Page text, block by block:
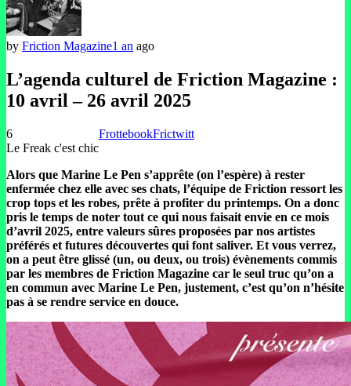
by Friction Magazine1 an ago
L’agenda culturel de Friction Magazine :
10 avril – 26 avril 2025
6
Le Freak c'est chic
FrottebookFrictwitt
Alors que Marine Le Pen s’apprête (on l’espère) à rester
enfermée chez elle avec ses chats, l’équipe de Friction ressort les
crop tops et les robes, prête à profiter du printemps. On a donc
pris le temps de noter tout ce qui nous faisait envie en ce mois
d’avril 2025, entre valeurs sûres proposées par nos artistes
préférés et futures découvertes qui font saliver. Et vous verrez,
on a peut être glissé (un, ou deux, ou trois) évènements commis
par les membres de Friction Magazine car le seul truc qu’on a
en commun avec Marine Le Pen, justement, c’est qu’on n’hésite
pas à se rendre service en douce.